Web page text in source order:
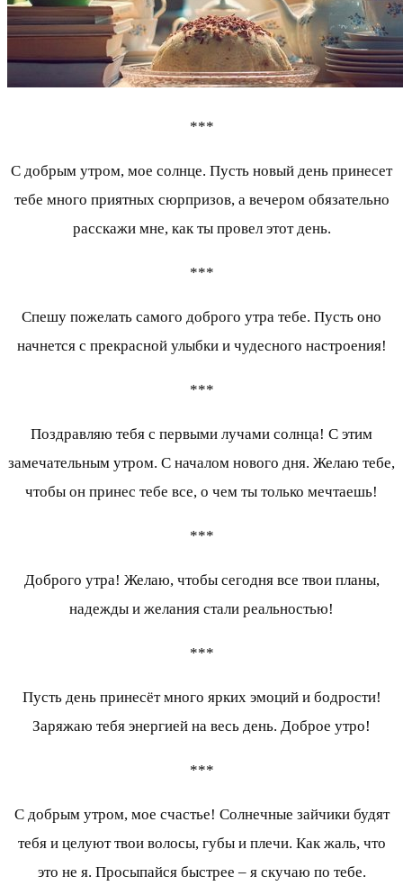
***
С добрым утром, мое солнце. Пусть новый день принесет
тебе много приятных сюрпризов, а вечером обязательно
расскажи мне, как ты провел этот день.
***
Спешу пожелать самого доброго утра тебе. Пусть оно
начнется с прекрасной улыбки и чудесного настроения!
***
Поздравляю тебя с первыми лучами солнца! С этим
замечательным утром. С началом нового дня. Желаю тебе,
чтобы он принес тебе все, о чем ты только мечтаешь!
***
Доброго утра! Желаю, чтобы сегодня все твои планы,
надежды и желания стали реальностью!
***
Пусть день принесёт много ярких эмоций и бодрости!
Заряжаю тебя энергией на весь день. Доброе утро!
***
С добрым утром, мое счастье! Солнечные зайчики будят
тебя и целуют твои волосы, губы и плечи. Как жаль, что
это не я. Просыпайся быстрее – я скучаю по тебе.